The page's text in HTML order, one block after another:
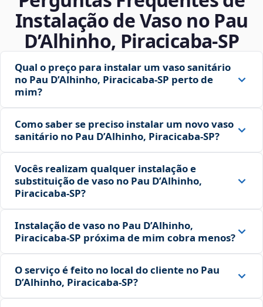
Instalação de Vaso no Pau
D’Alhinho, Piracicaba‑SP
Qual o preço para instalar um vaso sanitário
no Pau D’Alhinho, Piracicaba‑SP perto de
mim?
Como saber se preciso instalar um novo vaso
sanitário no Pau D’Alhinho, Piracicaba‑SP?
Vocês realizam qualquer instalação e
substituição de vaso no Pau D’Alhinho,
Piracicaba‑SP?
Instalação de vaso no Pau D’Alhinho,
Piracicaba‑SP próxima de mim cobra menos?
O serviço é feito no local do cliente no Pau
D’Alhinho, Piracicaba‑SP?